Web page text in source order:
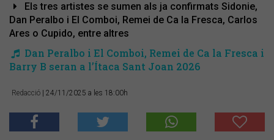
Els tres artistes se sumen als ja confirmats Sidonie,
Dan Peralbo i El Comboi, Remei de Ca la Fresca, Carlos
Ares o Cupido, entre altres
​Dan Peralbo i El Comboi, Remei de Ca la Fresca i
Barry B seran a l’Ítaca Sant Joan 2026
Redacció | 24/11/2025 a les 18:00h